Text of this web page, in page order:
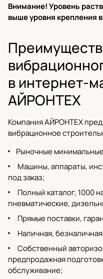
Внимание! Уровень
выше уровня крепления
в интернет-
АЙРОНТЕХ
Компания АЙРОНТЕХ
вибрационное
Рыночные
Машины, аппараты,
под заказ;
Полный каталог, 1000
пневматические,
Прямые поставки,
Наличная,
Собственный
предпродажная
обслуживание;